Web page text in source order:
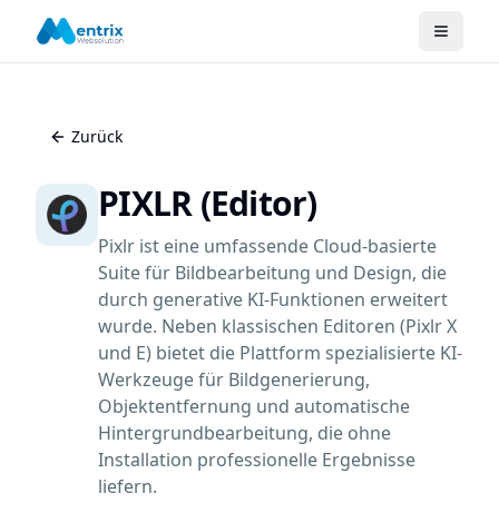
Zurück
PIXLR (Editor)
Pixlr ist eine umfassende Cloud-basierte
Suite für Bildbearbeitung und Design, die
durch generative KI-Funktionen erweitert
wurde. Neben klassischen Editoren (Pixlr X
und E) bietet die Plattform spezialisierte KI-
Werkzeuge für Bildgenerierung,
Objektentfernung und automatische
Hintergrundbearbeitung, die ohne
Installation professionelle Ergebnisse
liefern.